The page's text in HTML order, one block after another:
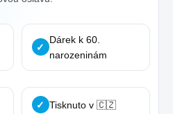
✓
Dárek k 60.
narozeninám
✓ Tisknuto v 🇨🇿